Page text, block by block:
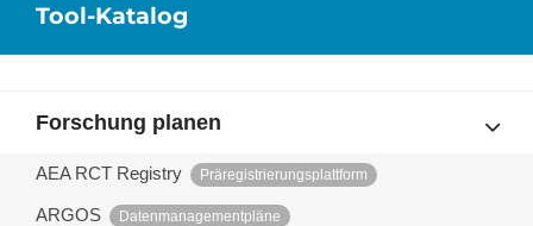
Tool-Katalog
Forschung planen
AEA RCT Registry Präregistrierungsplattform
ARGOS Datenmanagementpläne